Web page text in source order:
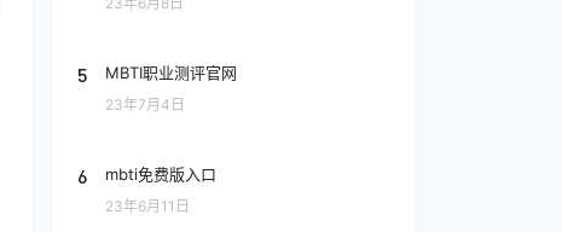
5 MBTI职业测评官网
23年7月4日
6 mbti免费版入口
23年6月11日